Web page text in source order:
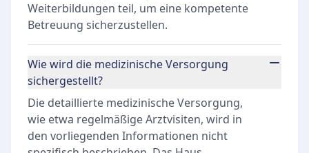
Weiterbildungen teil, um eine kompetente
Betreuung sicherzustellen.
Wie wird die medizinische Versorgung
sichergestellt?
Die detaillierte medizinische Versorgung,
wie etwa regelmäßige Arztvisiten, wird in
den vorliegenden Informationen nicht